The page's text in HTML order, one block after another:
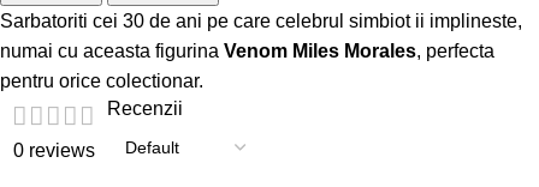
Sarbatoriti cei 30 de ani pe care celebrul simbiot ii implineste,
numai cu aceasta figurina Venom Miles Morales, perfecta
pentru orice colectionar.
0 reviews
Recenzii